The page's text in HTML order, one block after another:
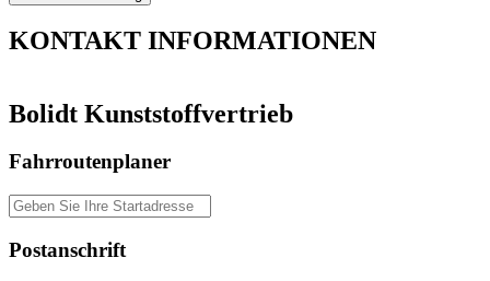
KONTAKT INFORMATIONEN
Bolidt Kunststoffvertrieb
Fahrroutenplaner
Postanschrift